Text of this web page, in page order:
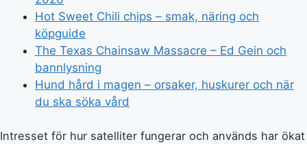
Hot Sweet Chili chips – smak, näring och
köpguide
The Texas Chainsaw Massacre – Ed Gein och
bannlysning
Hund hård i magen – orsaker, huskurer och när
du ska söka vård
Intresset för hur satelliter fungerar och används har ökat